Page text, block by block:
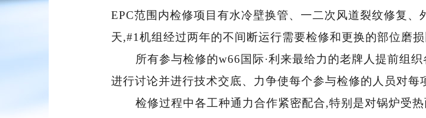
EPC范围内检修项目有水冷壁换管、一二次风道裂纹修复
天,#1机组经过两年的不间断运行需要检修和更换的部位磨
所有参与检修的w66国际·利来最给力的老牌人提前组
进行讨论并进行技术交底、力争使每个参与检修的人员对每
检修过程中各工种通力合作紧密配合,特别是对锅炉受